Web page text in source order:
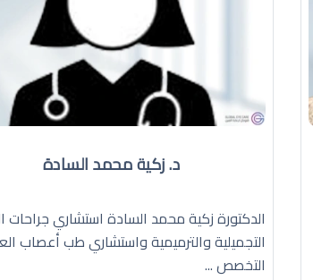
د. زكية محمد السادة
الدكتورة زكية محمد السادة استشاري جراحات
التجميلية والترميمية واستشاري طب أعصاب
التخصص ...